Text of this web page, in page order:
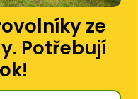
ze
Potřebují